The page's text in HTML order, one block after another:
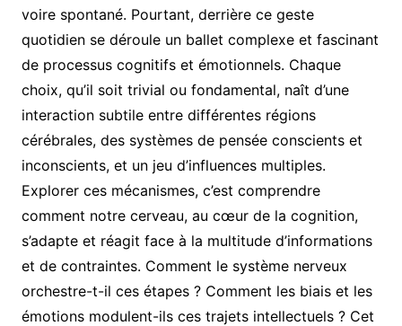
voire spontané. Pourtant, derrière ce geste
quotidien se déroule un ballet complexe et fascinant
de processus cognitifs et émotionnels. Chaque
choix, qu’il soit trivial ou fondamental, naît d’une
interaction subtile entre différentes régions
cérébrales, des systèmes de pensée conscients et
inconscients, et un jeu d’influences multiples.
Explorer ces mécanismes, c’est comprendre
comment notre cerveau, au cœur de la cognition,
s’adapte et réagit face à la multitude d’informations
et de contraintes. Comment le système nerveux
orchestre-t-il ces étapes ? Comment les biais et les
émotions modulent-ils ces trajets intellectuels ? Cet